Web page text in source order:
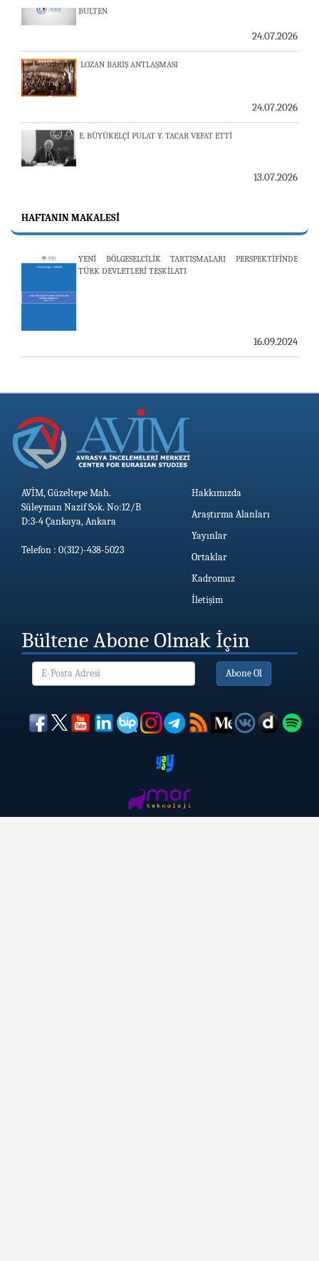
19.06.2026
HAFTANIN MAKALESI
YENİ BÖLGESELCİLİK TARTIŞMALARI PERSPEKTİFİNDE
TÜRK DEVLETLERİ TEŞKİLATI
16.09.2024
AVİM, Güzeltepe Mah.
Süleyman Nazif Sok. No:12/B
D:3-4 Çankaya, Ankara
Telefon : 0(312)-438-5023
Hakkımızda
Araştırma Alanları
Yayınlar
Ortaklar
Kadromuz
İletişim
Bültene Abone Olmak İçin
Abone Ol